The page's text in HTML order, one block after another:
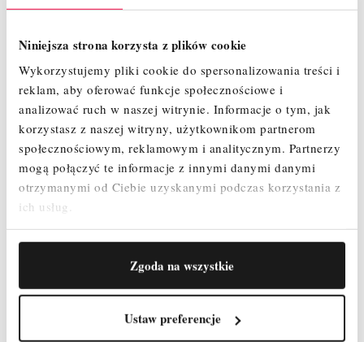
Niniejsza strona korzysta z plików cookie
Wykorzystujemy pliki cookie do spersonalizowania treści i
reklam, aby oferować funkcje społecznościowe i
analizować ruch w naszej witrynie. Informacje o tym, jak
korzystasz z naszej witryny, użytkownikom partnerom
społecznościowym, reklamowym i analitycznym. Partnerzy
mogą połączyć te informacje z innymi danymi danymi
otrzymanymi od Ciebie uzyskanymi podczas korzystania z
ich usług.
Zgoda na wszystkie
Ustaw preferencje
PROFESJONALNY STOŁEK FARAONE ND
(4+4 STOPNIE)
Cena
840,21 zł
SZYBKI PODGLĄD